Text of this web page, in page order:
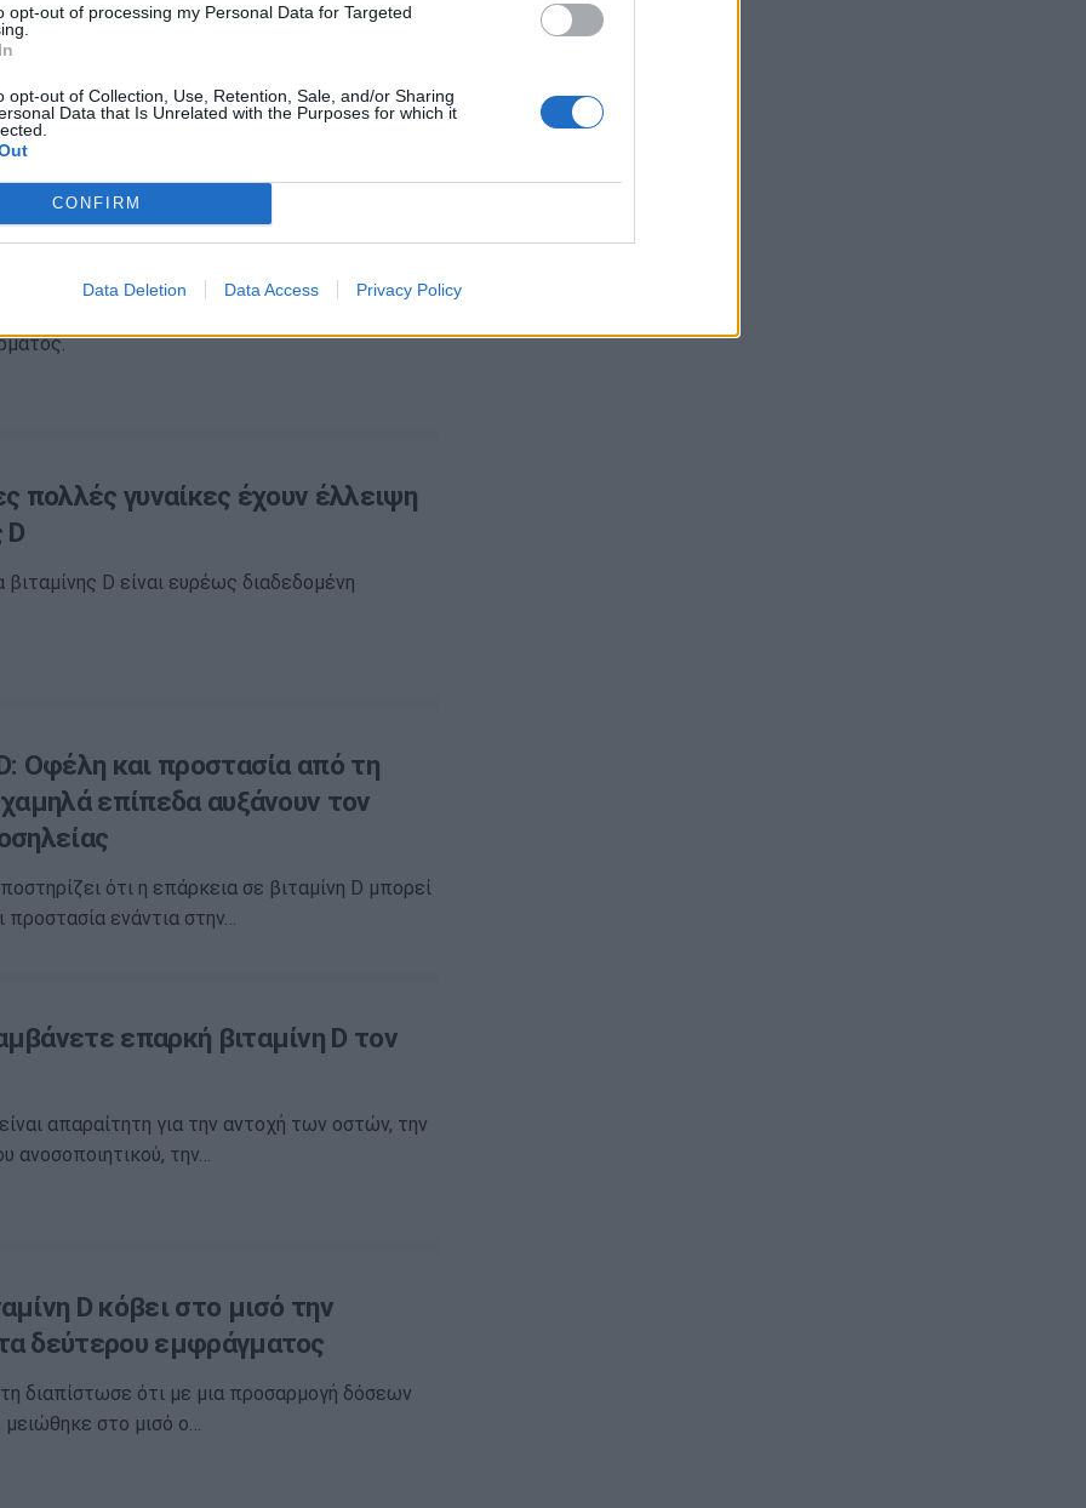
opt-out of processing my Personal Data for Targeted
opt-out of Collection, Use, Retention, Sale, and/or Sharing
Data that Is Unrelated with the Purposes for which it
CONFIRM
Data Deletion Data Access Privacy Policy
βιταμίνες για υγιή, πιο
πολλές γυναίκες έχουν έλλειψη
D
D είναι ευρέως διαδεδομένη
Οφέλη και προστασία από τη
επίπεδα αυξάνουν τον
ότι η επάρκεια σε βιταμίνη D μπορεί
ενάντια στην…
επαρκή βιταμίνη D τον
απαραίτητη για την αντοχή των οστών, την
ανοσοποιητικού, την…
D κόβει στο μισό την
δεύτερου εμφράγματος
διαπίστωσε ότι με μια προσαρμογή δόσεων
μειώθηκε στο μισό ο…